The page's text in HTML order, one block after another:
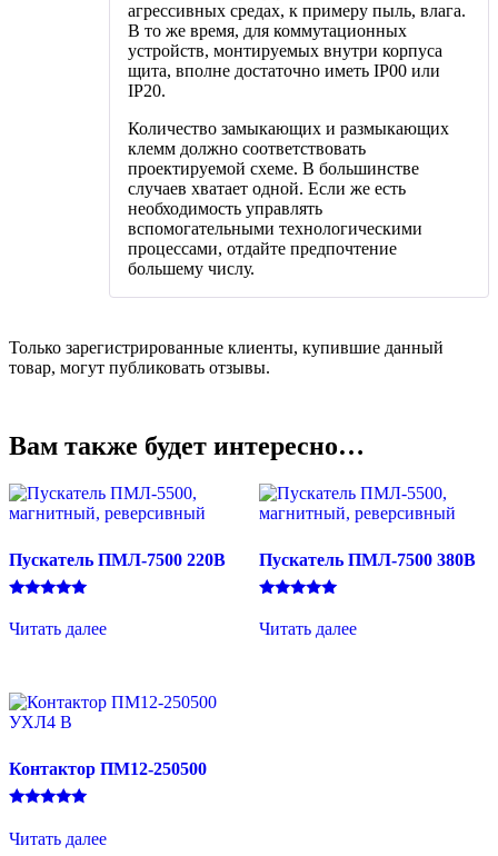
агрессивных средах, к примеру пыль, влага.
В то же время, для коммутационных
устройств, монтируемых внутри корпуса
щита, вполне достаточно иметь IP00 или
IP20.
Количество замыкающих и размыкающих
клемм должно соответствовать
проектируемой схеме. В большинстве
случаев хватает одной. Если же есть
необходимость управлять
вспомогательными технологическими
процессами, отдайте предпочтение
большему числу.
Только зарегистрированные клиенты, купившие данный
товар, могут публиковать отзывы.
Вам также будет интересно…
Пускатель ПМЛ-7500 220В
5.00
из 5
Читать далее
Пускатель ПМЛ-7500 380В
5.00
из 5
Читать далее
Контактор ПМ12-250500
5.00
из 5
Читать далее